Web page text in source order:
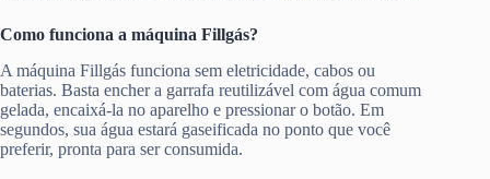
Como funciona a máquina Fillgás?
A máquina Fillgás funciona sem eletricidade, cabos ou
baterias. Basta encher a garrafa reutilizável com água comum
gelada, encaixá-la no aparelho e pressionar o botão. Em
segundos, sua água estará gaseificada no ponto que você
preferir, pronta para ser consumida.